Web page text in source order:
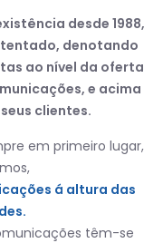
desde 1988,
denotando
ao nível da oferta
e acima
clientes.
em primeiro lugar,
á altura das
têm-se